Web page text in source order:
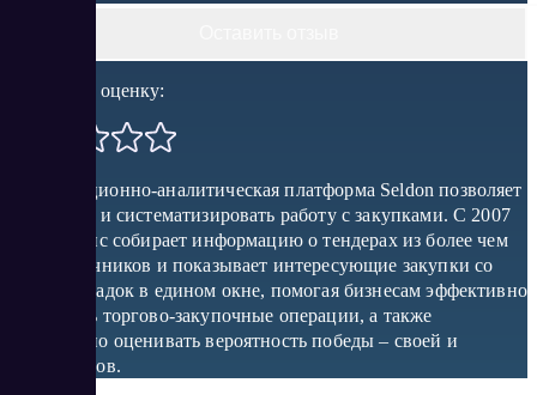
Поставить оценку:
Информационно-аналитическая платформа Seldon позволяет
упростить и систематизировать работу с закупками. С 2007
года сервис собирает информацию о тендерах из более чем
7000 источников и показывает интересующие закупки со
всех площадок в едином окне, помогая бизнесам эффективно
проводить торгово-закупочные операции, а также
комплексно оценивать вероятность победы – своей и
конкурентов.